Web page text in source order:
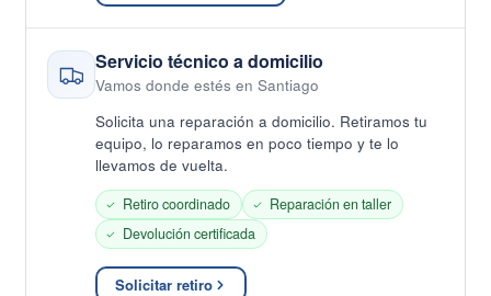
Servicio técnico a domicilio
Vamos donde estés en Santiago
Solicita una reparación a domicilio. Retiramos tu
equipo, lo reparamos en poco tiempo y te lo
llevamos de vuelta.
Retiro coordinado
Reparación en taller
Devolución certificada
Solicitar retiro